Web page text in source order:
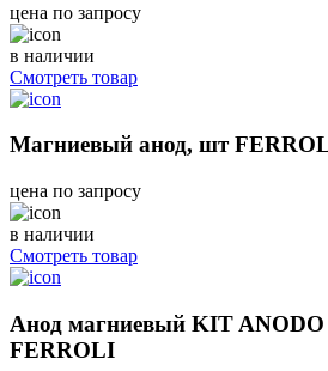
цена по запросу
в наличии
Смотреть товар
Магниевый анод, шт
цена по запросу
в наличии
Смотреть товар
Анод магниевый KIT
FERROLI